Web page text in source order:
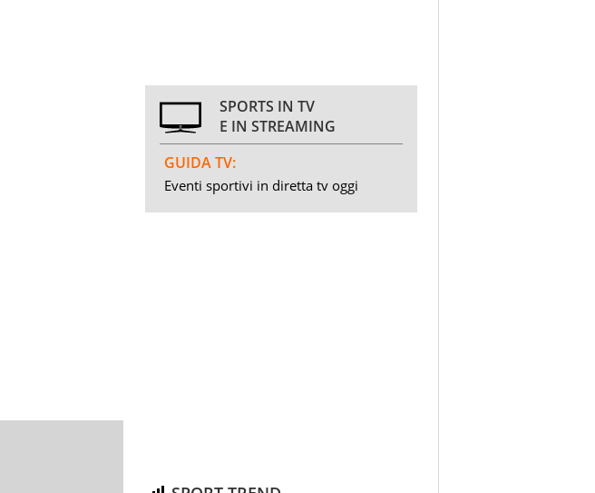
SPORTS IN TV
E IN STREAMING
GUIDA TV:
Eventi sportivi in diretta tv oggi